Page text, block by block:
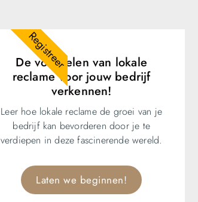
De voordelen van lokale
reclame voor jouw bedrijf
verkennen!
Leer hoe lokale reclame de groei van je
bedrijf kan bevorderen door je te
verdiepen in deze fascinerende wereld.
Laten we beginnen!
Registreer